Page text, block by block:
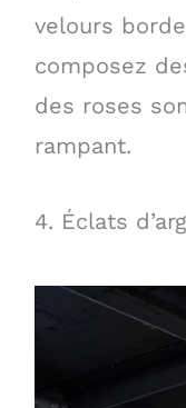
velours
composez
des roses
rampant.
4. Éclats